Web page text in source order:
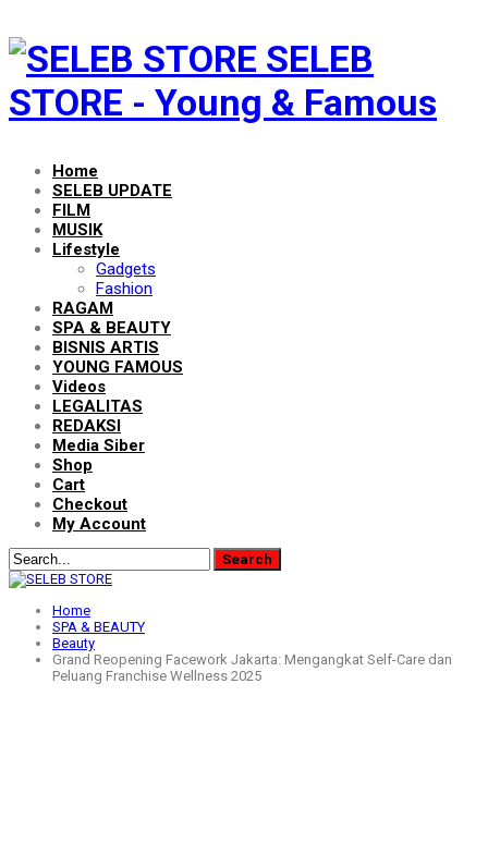
SELEB
STORE - Young & Famous
Home
SELEB UPDATE
FILM
MUSIK
Lifestyle
Gadgets
Fashion
RAGAM
SPA & BEAUTY
BISNIS ARTIS
YOUNG FAMOUS
Videos
LEGALITAS
REDAKSI
Media Siber
Shop
Cart
Checkout
My Account
Home
SPA & BEAUTY
Beauty
Grand Reopening Facework Jakarta: Mengangkat Self-Care dan
Peluang Franchise Wellness 2025